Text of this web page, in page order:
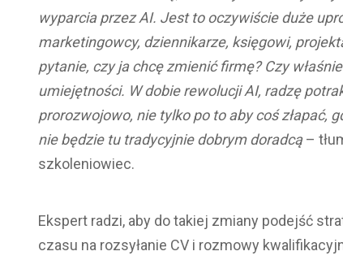
wyparcia przez AI. Jest to oczywiście duże
marketingowcy, dziennikarze, księgowi,
pytanie, czy ja chcę zmienić firmę? Czy
umiejętności. W dobie rewolucji AI, radzę
prorozwojowo, nie tylko po to aby coś złapać,
nie będzie tu tradycyjnie dobrym doradcą–
szkoleniowiec.
Ekspert radzi, aby do takiej zmiany podejść
czasu na rozsyłanie CV i rozmowy